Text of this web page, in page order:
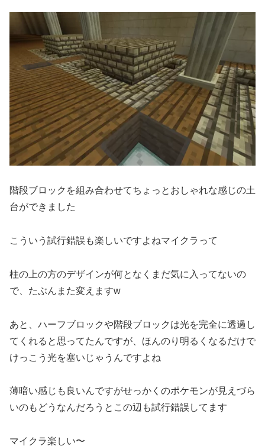
階段ブロックを組み合わせてちょっとおしゃれな感じの土
台ができました
こういう試行錯誤も楽しいですよねマイクラって
柱の上の方のデザインが何となくまだ気に入ってないの
で、たぶんまた変えますw
あと、ハーフブロックや階段ブロックは光を完全に透過し
てくれると思ってたんですが、ほんのり明るくなるだけで
けっこう光を塞いじゃうんですよね
薄暗い感じも良いんですがせっかくのポケモンが見えづら
いのもどうなんだろうとこの辺も試行錯誤してます
マイクラ楽しい〜